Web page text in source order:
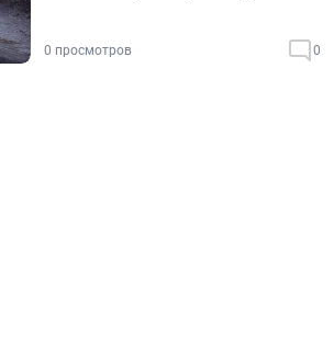
0 просмотров 0